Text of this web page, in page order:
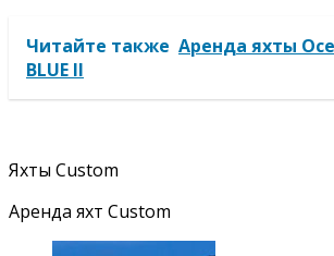
Читайте также Аренда яхты
BLUE ll
Яхты Custom
Аренда яхт Custom